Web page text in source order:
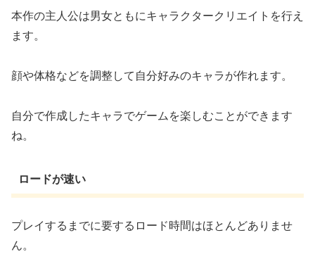
本作の主人公は男女ともにキャラクタークリエイトを行え
ます。
顔や体格などを調整して自分好みのキャラが作れます。
自分で作成したキャラでゲームを楽しむことができます
ね。
ロードが速い
プレイするまでに要するロード時間はほとんどありませ
ん。